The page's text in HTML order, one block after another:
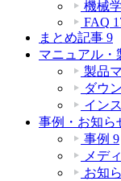
機械
FAQ
まとめ記事 9
マニュアル・
製品
ダウ
イン
事例・お知ら
事例 9
メデ
お知